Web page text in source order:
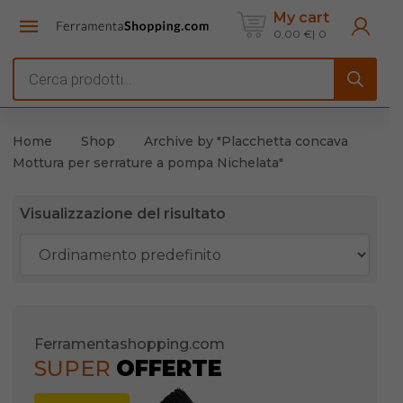
My cart
0,00 € 0
Home Shop
Archive by "Placchetta concava
Mottura per serrature a pompa Nichelata"
Visualizzazione del risultato
Ferramentashopping.com
SUPER OFFERTE